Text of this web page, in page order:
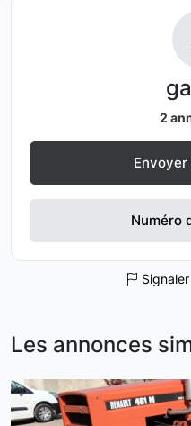
2
Envoyer
Numéro
Les annonces